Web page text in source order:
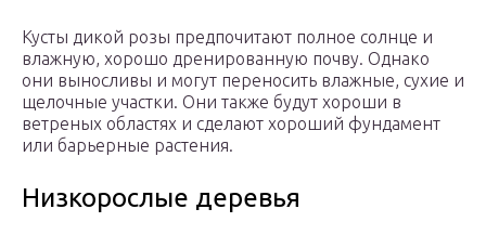
Кусты дикой розы предпочитают полное солнце и
влажную, хорошо дренированную почву. Однако
они выносливы и могут переносить влажные, сухие и
щелочные участки. Они также будут хороши в
ветреных областях и сделают хороший фундамент
или барьерные растения.
Низкорослые деревья